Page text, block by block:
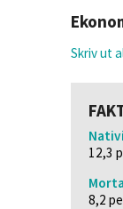
Skriv ut
12,3
8,2